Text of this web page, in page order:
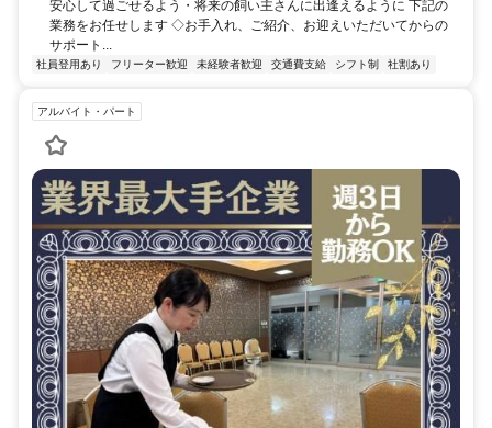
安心して過ごせるよう・将来の飼い主さんに出逢えるように 下記の
業務をお任せします ◇お手入れ、ご紹介、お迎えいただいてからの
サポート...
社員登用あり フリーター歓迎 未経験者歓迎 交通費支給 シフト制 社割あり
アルバイト・パート